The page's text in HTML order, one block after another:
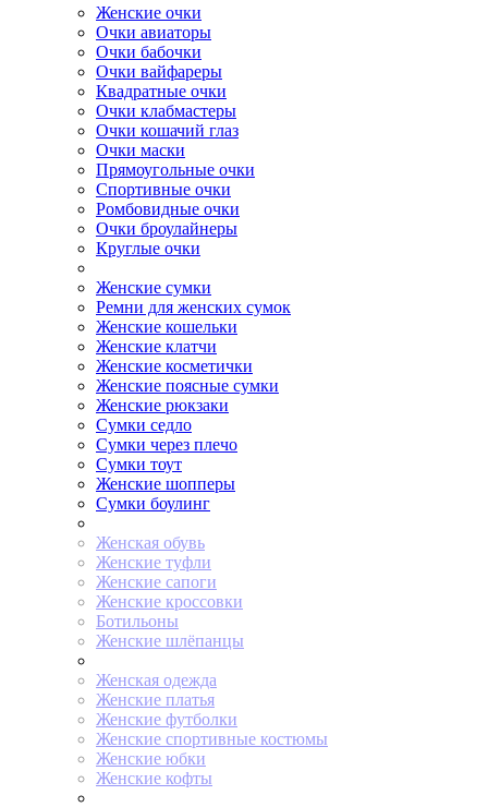
Женские очки
Очки авиаторы
Очки бабочки
Очки вайфареры
Квадратные очки
Очки клабмастеры
Очки кошачий глаз
Очки маски
Прямоугольные очки
Спортивные очки
Ромбовидные очки
Очки броулайнеры
Круглые очки
Женские сумки
Ремни для женских сумок
Женские кошельки
Женские клатчи
Женские косметички
Женские поясные сумки
Женские рюкзаки
Сумки седло
Сумки через плечо
Сумки тоут
Женские шопперы
Сумки боулинг
Женская обувь
Женские туфли
Женские сапоги
Женские кроссовки
Ботильоны
Женские шлёпанцы
Женская одежда
Женские платья
Женские футболки
Женские спортивные костюмы
Женские юбки
Женские кофты